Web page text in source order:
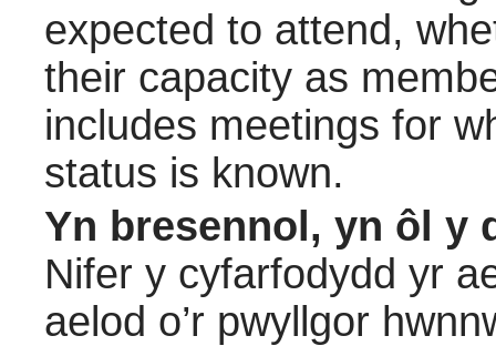
expected to attend,
their capacity as
includes meetings for
status is known.
Yn bresennol, yn ôl y
Nifer y cyfarfodydd yr
aelod o’r pwyllgor